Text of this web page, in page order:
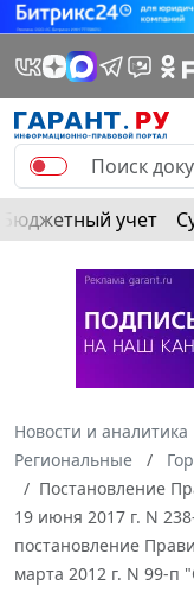
Бюджетный учет
Новости и аналитика
Региональные
Постановление
19 июня 2017 г. N
постановление
марта 2012 г. N 99-п